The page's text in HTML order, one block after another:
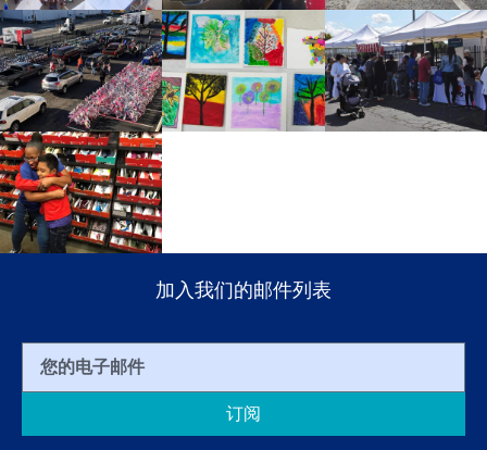
更多
加入我们的邮件列表
订阅